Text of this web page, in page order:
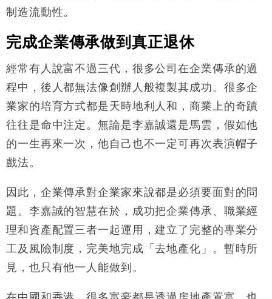
制造流動性。
完成企業傳承做到真正退休
經常有人說富不過三代，很多公司在企業傳承的過
程中，後人都無法像創辦人般複製其成功。很多企
業家的培育方式都是天時地利人和，商業上的奇蹟
往往是命中注定。無論是李嘉誠還是馬雲，假如他
的一生再來一次，他自己也不一定可再次表演帽子
戲法。
因此，企業傳承對企業家來說都是必須要面對的問
題。李嘉誠的智慧在於，成功把企業傳承、職業經
理和資產配置三者一起運用，建立了完整的專業分
工及風險制度，完美地完成「去地產化」。暫時所
見，也只有他一人能做到。